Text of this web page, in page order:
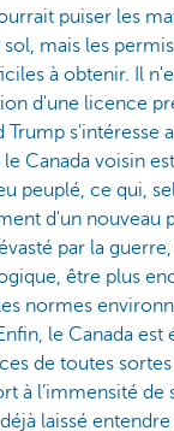
puiser les
mais les
à obtenir. Il
d'une licence
s'intéresse
Canada voisin
peuplé, ce qui,
d'un nouveau
par la
être plus
normes
le Canada est
de toutes
à l’immensité de
laissé